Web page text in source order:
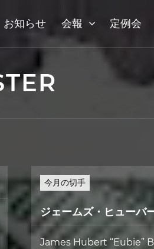
お知らせ 会報 定例会
今月の切手
ジェームズ・ヒューバ
James Hubert “Eubie”